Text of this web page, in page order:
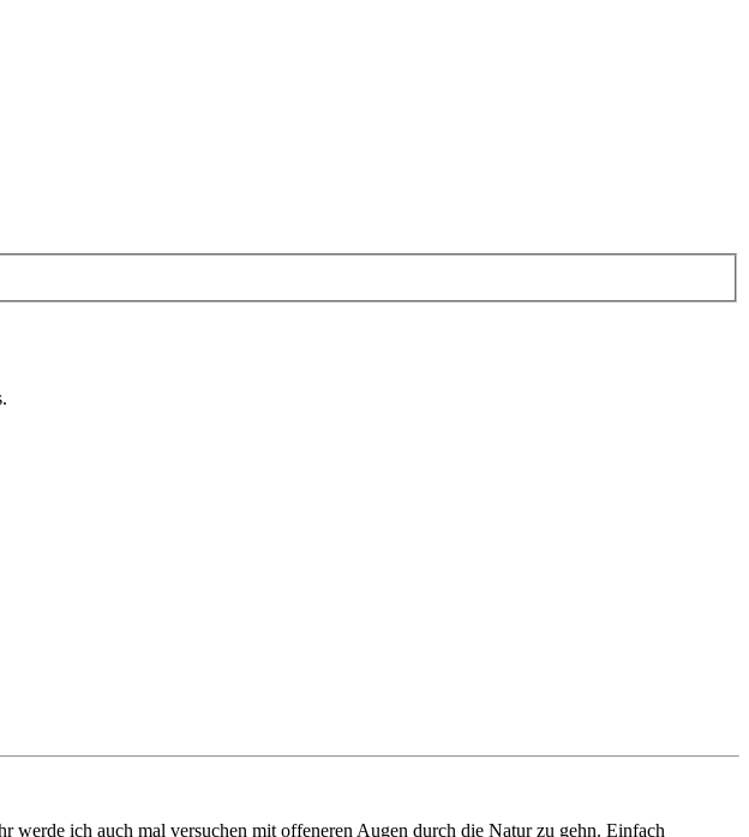
werde ich auch mal versuchen mit offeneren Augen durch die Natur zu gehn. Einfach